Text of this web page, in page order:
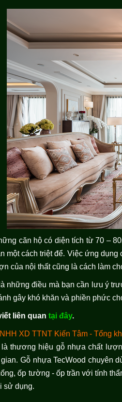
căn hộ có diện tích từ 70 –
một cách triệt để. Việc ứng
của nội thất cũng là cách làm
những điều mà bạn cần lưu ý
gây khó khăn và phiền phức
liên quantại đây.
XD TTNT Kiến Tâm - Tổng
là thương hiệu gỗ nhựa chất
Gỗ nhựa TecWood chuyên
ốp tường - ốp trần với tính
sử dụng.